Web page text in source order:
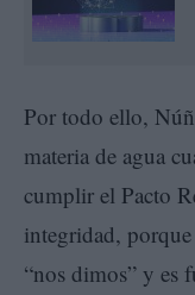
Por todo ello,
materia de agua
cumplir el Pacto
integridad,
“nos dimos” y es